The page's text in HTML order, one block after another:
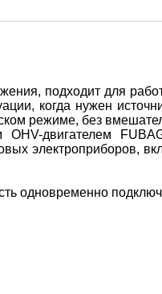
подходит для
когда нужен
режиме, без
двигателем
электроприборов,
одновременно